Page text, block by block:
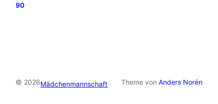
90
© 2026Mädchenmannschaft Theme von Anders Norén